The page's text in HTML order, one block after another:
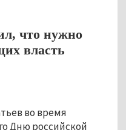
что нужно
власть
во время
Дню российской